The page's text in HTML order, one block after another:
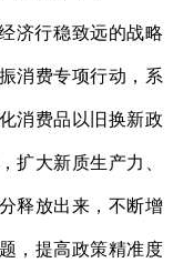
济行稳致远的战略
消费专项行动，系
消费品以旧换新政
扩大新质生产力、
释放出来，不断增
，提高政策精准度